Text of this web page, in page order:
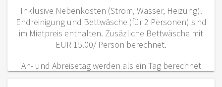
Inklusive Nebenkosten (Strom, Wasser, Heizung).
Endreinigung und Bettwäsche (für 2 Personen) sind
im Mietpreis enthalten. Zusäzliche Bettwäsche mit
EUR 15.00/ Person berechnet.
An- und Abreisetag werden als ein Tag berechnet